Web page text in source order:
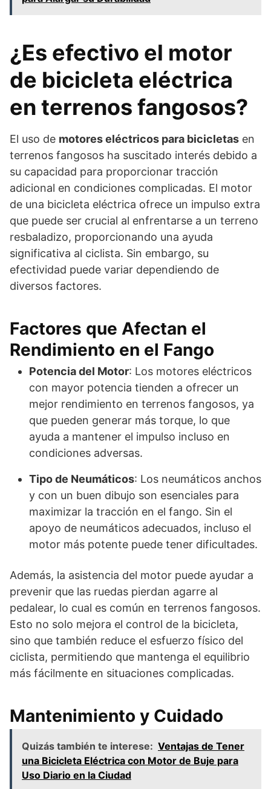
¿Es efectivo el motor
de bicicleta eléctrica
en terrenos fangosos?
El uso de motores eléctricos para bicicletas en
terrenos fangosos ha suscitado interés debido a
su capacidad para proporcionar tracción
adicional en condiciones complicadas. El motor
de una bicicleta eléctrica ofrece un impulso extra
que puede ser crucial al enfrentarse a un terreno
resbaladizo, proporcionando una ayuda
significativa al ciclista. Sin embargo, su
efectividad puede variar dependiendo de
diversos factores.
Factores que Afectan el
Rendimiento en el Fango
Potencia del Motor: Los motores eléctricos
con mayor potencia tienden a ofrecer un
mejor rendimiento en terrenos fangosos, ya
que pueden generar más torque, lo que
ayuda a mantener el impulso incluso en
condiciones adversas.
Tipo de Neumáticos: Los neumáticos anchos
y con un buen dibujo son esenciales para
maximizar la tracción en el fango. Sin el
apoyo de neumáticos adecuados, incluso el
motor más potente puede tener dificultades.
Además, la asistencia del motor puede ayudar a
prevenir que las ruedas pierdan agarre al
pedalear, lo cual es común en terrenos fangosos.
Esto no solo mejora el control de la bicicleta,
sino que también reduce el esfuerzo físico del
ciclista, permitiendo que mantenga el equilibrio
más fácilmente en situaciones complicadas.
Mantenimiento y Cuidado
Quizás también te interese: Ventajas de Tener
una Bicicleta Eléctrica con Motor de Buje para
Uso Diario en la Ciudad